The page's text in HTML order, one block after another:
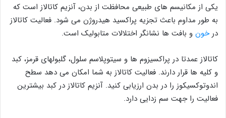
یکی از مکانیسم های طبیعی محافظت از بدن، آنزیم کاتالاز است که
به طور مداوم باعث تجزیه پراکسید هیدروژن می شود. فعالیت کاتالاز
درخون و بافت ها نشانگر اختلالات متابولیک است.
کاتالاز عمدتا در پراكسیزوم ها و سیتوپلاسم سلول، گلبولهای قرمز، كبد
و كلیه ها قرار دارند. فعالیت کاتالاز به شما امکان می دهد سطح
اندوتوکسیکوز را در بدن ارزیابی کنید. آنزیم کاتالاز در کبد بیشترین
فعالیت را جهت سم زدایی دارد.